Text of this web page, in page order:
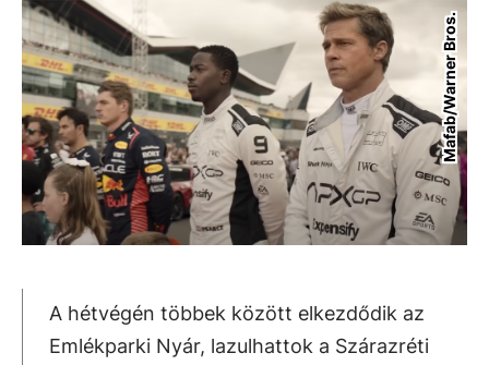
Mafab/Warner Bros.
A hétvégén többek között elkezdődik az
Emlékparki Nyár, lazulhattok a Szárazréti